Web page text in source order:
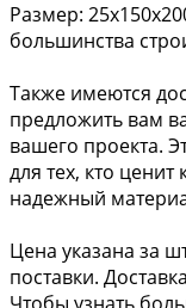
Размер:
большинства
Также имеются
предложить вам
вашего проекта.
для тех, кто ценит
надежный
Цена указана за
поставки.